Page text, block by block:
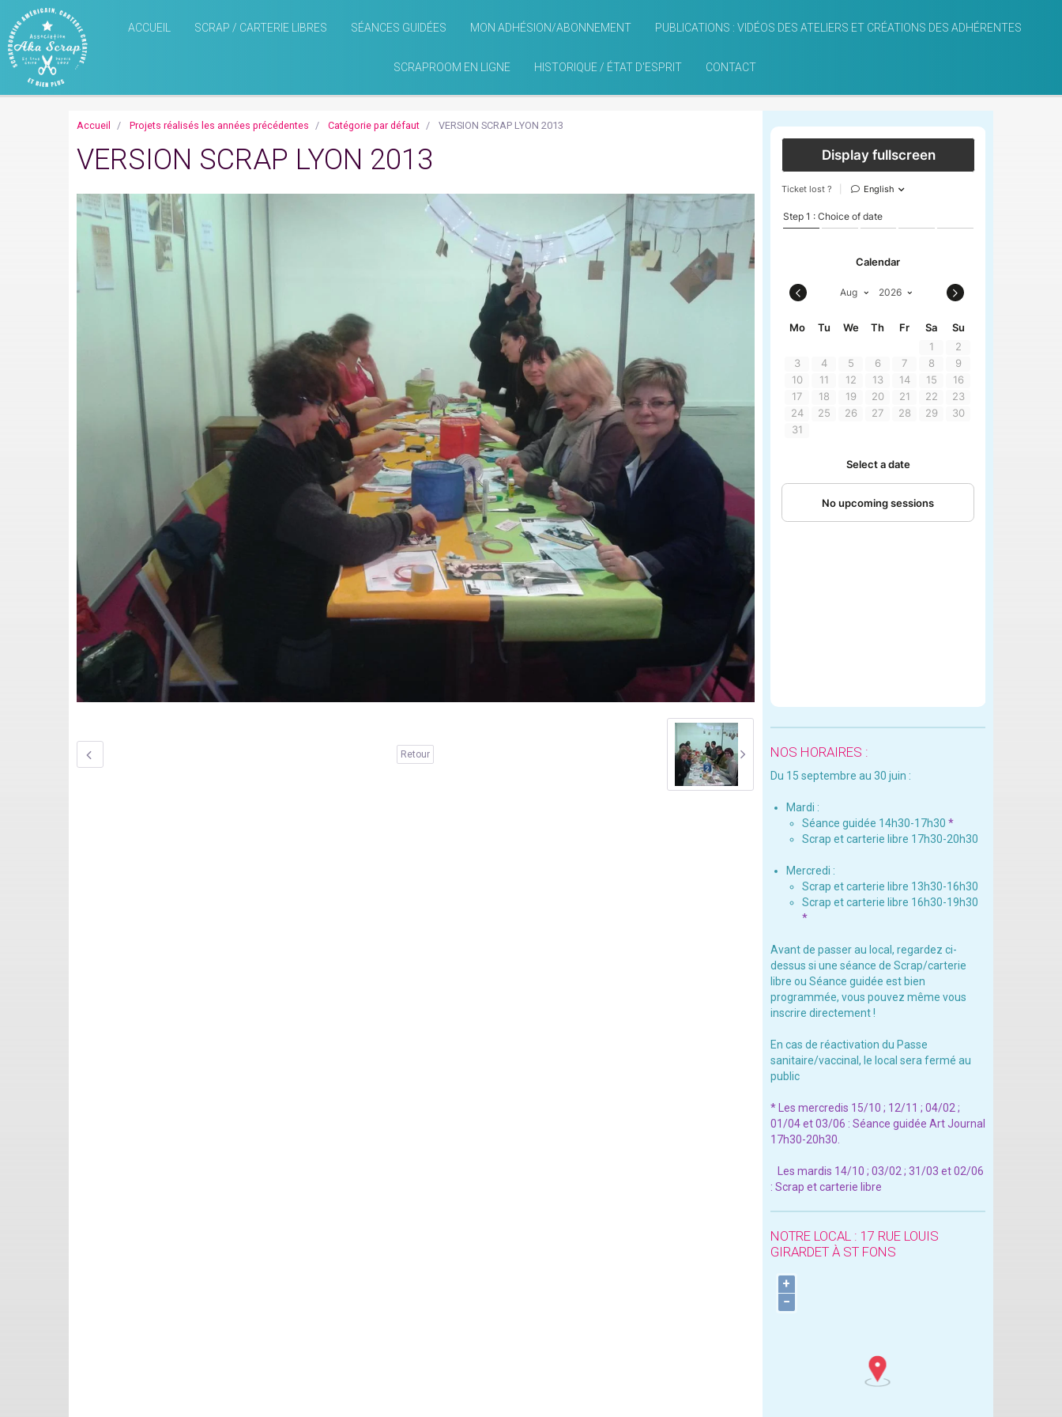
ACCUEIL SCRAP / CARTERIE LIBRES SÉANCES GUIDÉES MON ADHÉSION/ABONNEMENT PUBLICATIONS : VIDÉOS DES ATELIERS ET CRÉATIONS DES ADHÉRENTES
SCRAPROOM EN LIGNE HISTORIQUE / ÉTAT D'ESPRIT CONTACT
Accueil Projets réalisés les années précédentes Catégorie par défaut VERSION SCRAP LYON 2013
VERSION SCRAP LYON 2013
Retour NOS HORAIRES :
Du 15 septembre au 30 juin :
Mardi :
Séance guidée 14h30-17h30 *
Scrap et carterie libre 17h30-20h30
Mercredi :
Scrap et carterie libre 13h30-16h30
Scrap et carterie libre 16h30-19h30
*
Avant de passer au local, regardez ci-
dessus si une séance de Scrap/carterie
libre ou Séance guidée est bien
programmée, vous pouvez même vous
inscrire directement !
En cas de réactivation du Passe
sanitaire/vaccinal, le local sera fermé au
public
* Les mercredis 15/10 ; 12/11 ; 04/02 ;
01/04 et 03/06 : Séance guidée Art Journal
17h30-20h30.
Les mardis 14/10 ; 03/02 ; 31/03 et 02/06
: Scrap et carterie libre
NOTRE LOCAL : 17 RUE LOUIS
GIRARDET À ST FONS
+
−